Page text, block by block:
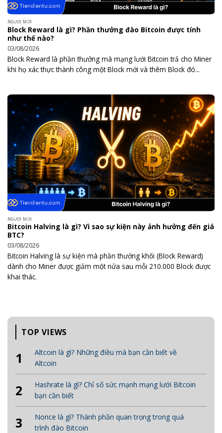
NGƯỜI MỚI
Block Reward là gì? Phần thưởng đào Bitcoin được tính
như thế nào?
03/08/2026
Block Reward là phần thưởng mà mạng lưới Bitcoin trả cho Miner
khi họ xác thực thành công một Block mới và thêm Block đó...
NGƯỜI MỚI
Bitcoin Halving là gì? Vì sao sự kiện này ảnh hưởng đến giá
BTC?
03/08/2026
Bitcoin Halving là sự kiện mà phần thưởng khối (Block Reward)
dành cho Miner được giảm một nửa sau mỗi 210.000 Block được
khai thác.
TOP VIEWS
1
Altcoin là gì? Những điều mà bạn cần biết về
Altcoin
2
Hashrate là gì? Chỉ số sức mạnh mạng lưới Bitcoin
bạn cần biết
3
Nonce là gì? Thành phần quan trọng trong quá
trình đào Bitcoin